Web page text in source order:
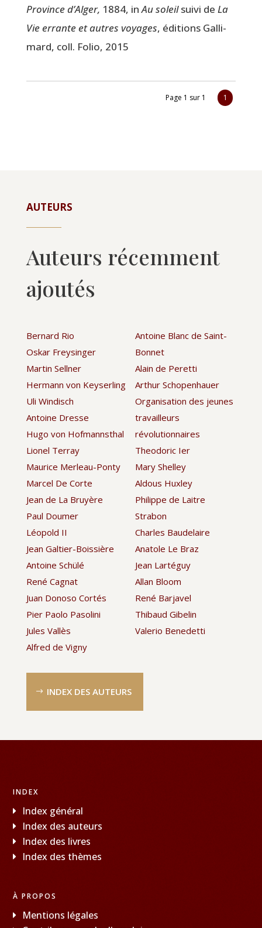
Pro­vince d’Al­ger, 1884, inAu soleilsui­vi de La
Vie errante et autres voyages, édi­tions Gal­li­
mard, coll. Folio, 2015
Page 1 sur 1 1
AUTEURS
Auteurs récemment
ajoutés
Bernard Rio
Oskar Freysinger
Martin Sellner
Hermann von Keyserling
Uli Windisch
Antoine Dresse
Hugo von Hofmannsthal
Lionel Terray
Maurice Merleau-Ponty
Marcel De Corte
Jean de La Bruyère
Paul Doumer
Léopold II
Jean Galtier-Boissière
Antoine Schülé
René Cagnat
Juan Donoso Cortés
Pier Paolo Pasolini
Jules Vallès
Alfred de Vigny
Antoine Blanc de Saint-
Bonnet
Alain de Peretti
Arthur Schopenhauer
Organisation des jeunes
travailleurs
révolutionnaires
Theodoric Ier
Mary Shelley
Aldous Huxley
Philippe de Laitre
Strabon
Charles Baudelaire
Anatole Le Braz
Jean Lartéguy
Allan Bloom
René Barjavel
Thibaud Gibelin
Valerio Benedetti
INDEX DES AUTEURS
INDEX
Index général
Index des auteurs
Index des livres
Index des thèmes
À PROPOS
Mentions légales